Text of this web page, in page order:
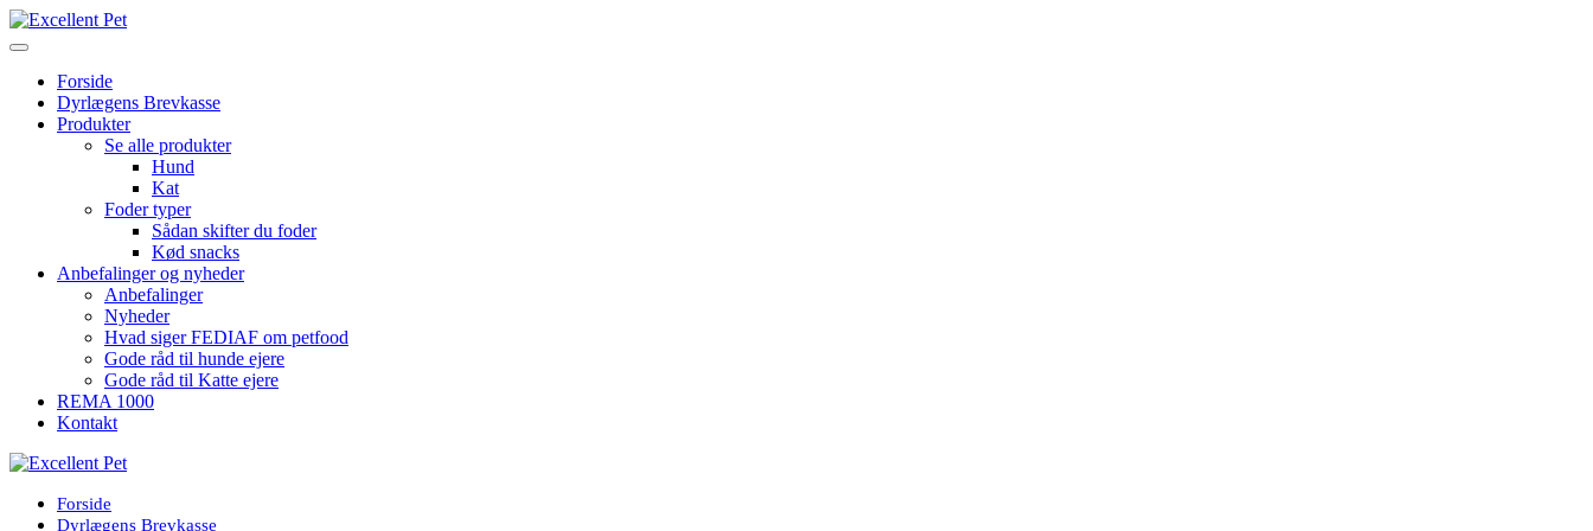
Forside
Dyrlægens Brevkasse
Produkter
Se alle produkter
Hund
Kat
Foder typer
Sådan skifter du foder
Kød snacks
Anbefalinger og nyheder
Anbefalinger
Nyheder
Hvad siger FEDIAF om petfood
Gode råd til hunde ejere
Gode råd til Katte ejere
REMA 1000
Kontakt
Forside
Dyrlægens Brevkasse